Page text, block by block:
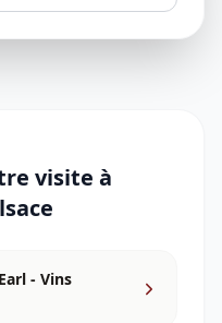
visite à
- Vins